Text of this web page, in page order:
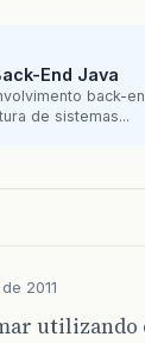
End Java
back-
de sistemas...
2011
utilizando